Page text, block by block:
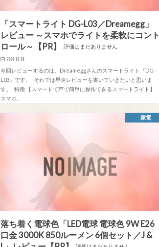
「スマートライト DG-L03／Dreamegg」
レビュー ～スマホでライトを柔軟にコント
ロール～【PR】
評価はまだありません
2021.10.19
今回レビューするのは、Dreameggさんのスマートライト『DG-
L03』です。 それでは早速レビューを書いていきたいと思いま
す。 特徴 【スマートで声で簡単に操作できるスマートライト】
スマホ…
家電
落ち着く電球色「LED電球 電球色 9W E26
口金 3000K 850ルーメン 6個セット／J &